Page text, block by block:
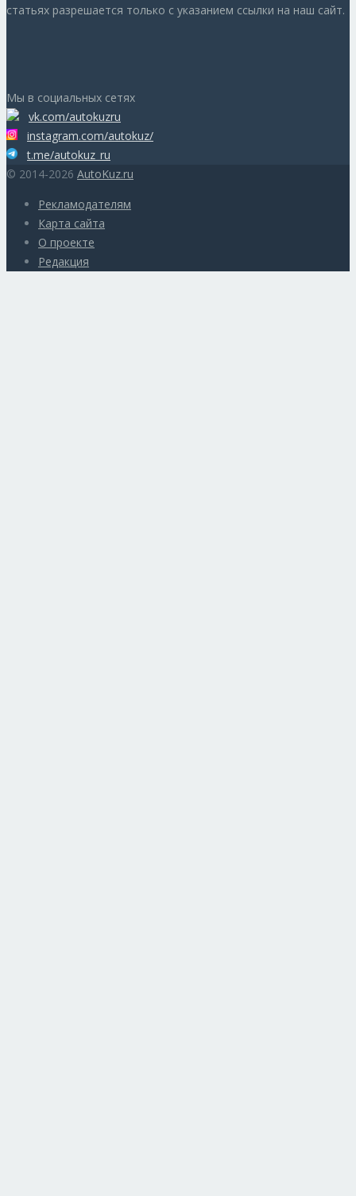
статьях разрешается только с указанием ссылки на наш сайт.
Мы в социальных сетях
vk.com/autokuzru
instagram.com/autokuz/
t.me/autokuz_ru
© 2014-2026 AutoKuz.ru
Рекламодателям
Карта сайта
О проекте
Редакция